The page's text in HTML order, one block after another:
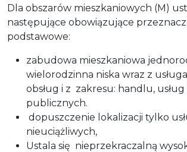
Dla obszarów mieszkaniowych (M)
następujące obowiązujące
podstawowe:
zabudowa mieszkaniowa
wielorodzinna niska wraz z
obsług i z zakresu: handlu,
publicznych.
dopuszczenie lokalizacji tylko
nieuciążliwych,
Ustala się nieprzekraczalną